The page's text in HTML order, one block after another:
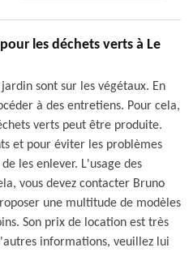
les déchets verts à Le
sont sur les végétaux. En
à des entretiens. Pour cela,
verts peut être produite.
et pour éviter les problèmes
les enlever. L'usage des
vous devez contacter Bruno
une multitude de modèles
Son prix de location est très
informations, veuillez lui